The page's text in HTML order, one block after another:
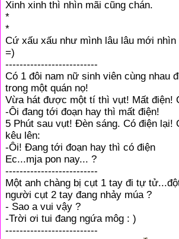
Xinh xinh thì nhìn mãi cũng chán.
*
*
Cứ xấu xấu như mình lâu lâu mới nhìn
=)
--------------------------
Có 1 đôi nam nữ sinh viên cùng nhau
trong một quán nọ!
Vừa hát được một tí thì vụt! Mất điện!
-Ôi đang tới đoạn hay thì mất điện!
5 Phút sau vụt! Đèn sáng. Có điện lại!
kêu lên:
-Ôi! Đang tới đoạn hay thì có điện
Ec...mja pon nay... ?
--------------------------
Một anh chàng bị cụt 1 tay đi tự
người cụt 2 tay đang nhảy múa ?
- Sao a vui vậy ?
-Trời ơi tui đang ngứa môg : )
--------------------------